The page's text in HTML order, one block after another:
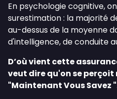
En psychologie cognitive,
surestimation : la majorité
au-dessus de la moyenne
d'intelligence, de conduite
D’où vient cette
veut dire qu'on se perçoit
"Maintenant Vous Savez